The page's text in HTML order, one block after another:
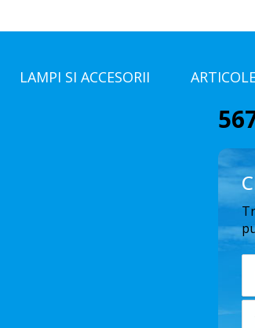
LAMPI SI ACCESORII